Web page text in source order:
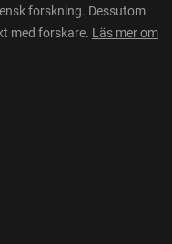
forskning. Dessutom
med forskare. Läs mer om